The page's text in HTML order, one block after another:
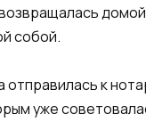
собой.
отправилась к
уже